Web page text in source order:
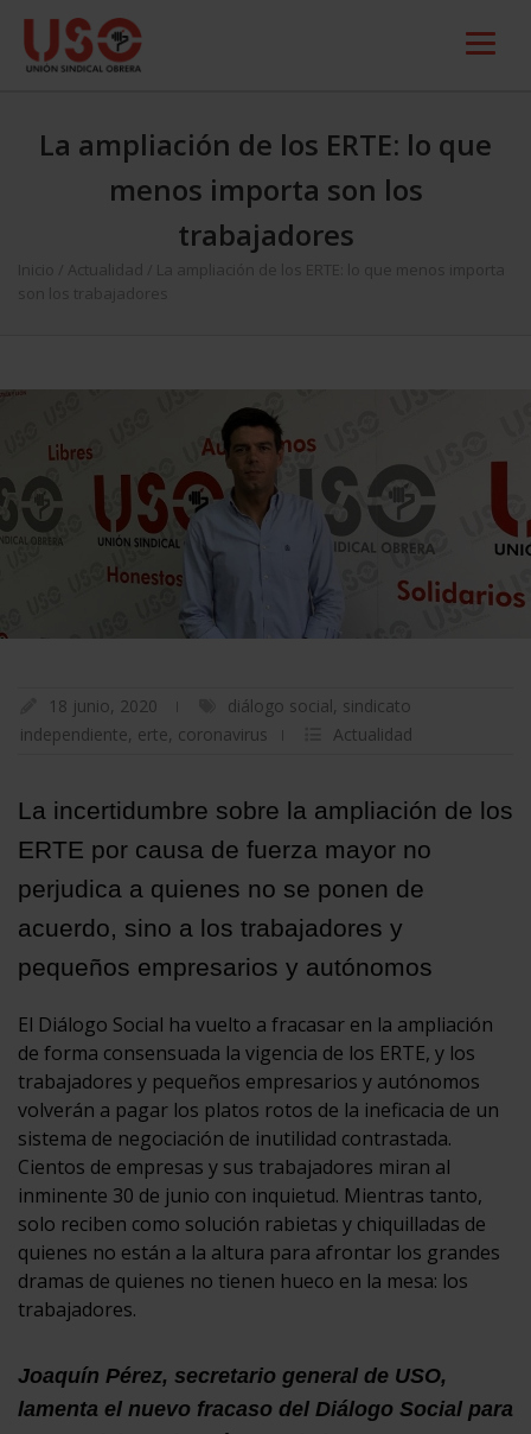
La ampliación de los ERTE: lo que
menos importa son los
trabajadores
Inicio Actualidad
La ampliación de los ERTE: lo que menos importa
son los trabajadores
18 junio, 2020 diálogo social, sindicato
independiente, erte, coronavirus Actualidad
La incertidumbre sobre la ampliación de los
ERTE por causa de fuerza mayor no
perjudica a quienes no se ponen de
acuerdo, sino a los trabajadores y
pequeños empresarios y autónomos
El Diálogo Social ha vuelto a fracasar en la ampliación
de forma consensuada la vigencia de los ERTE, y los
trabajadores y pequeños empresarios y autónomos
volverán a pagar los platos rotos de la ineficacia de un
sistema de negociación de inutilidad contrastada.
Cientos de empresas y sus trabajadores miran al
inminente 30 de junio con inquietud. Mientras tanto,
solo reciben como solución rabietas y chiquilladas de
quienes no están a la altura para afrontar los grandes
dramas de quienes no tienen hueco en la mesa: los
trabajadores.
Joaquín Pérez, secretario general de USO,
lamenta el nuevo fracaso del Diálogo Social para